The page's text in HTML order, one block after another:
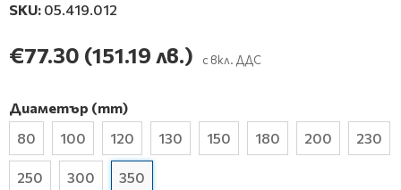
SKU: 05.419.012
€77.30 (151.19 лв.) с вкл. ДДС
Диаметър (mm)
80
100 120 130 150 180 200 230
250 300 350